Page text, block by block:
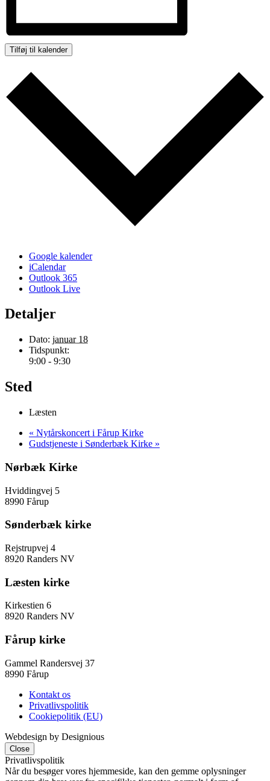
Tilføj til kalender
Google kalender
iCalendar
Outlook 365
Outlook Live
Detaljer
Dato: januar 18
Tidspunkt:
9:00 - 9:30
Sted
Læsten
« Nytårskoncert i Fårup Kirke
Gudstjeneste i Sønderbæk Kirke »
Nørbæk Kirke
Hviddingvej 5
8990 Fårup
Sønderbæk kirke
Rejstrupvej 4
8920 Randers NV
Læsten kirke
Kirkestien 6
8920 Randers NV
Fårup kirke
Gammel Randersvej 37
8990 Fårup
Kontakt os
Privatlivspolitik
Cookiepolitik (EU)
Webdesign by Designious
Close
Privatlivspolitik
Når du besøger vores hjemmeside, kan den gemme oplysninger